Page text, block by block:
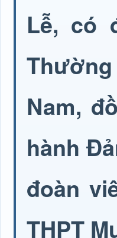
Lễ, có
Nam,
hành
đoàn
THPT